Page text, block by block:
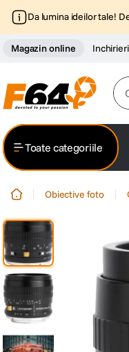
Da lumina ideilor tale!
Magazin online Inchirieri
Toate categoriile
Obiective foto